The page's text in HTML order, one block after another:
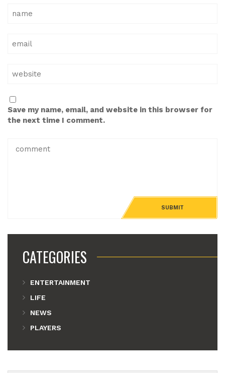
Save my name, email, and website in this browser for
the next time I comment.
CATEGORIES
ENTERTAINMENT
LIFE
NEWS
PLAYERS